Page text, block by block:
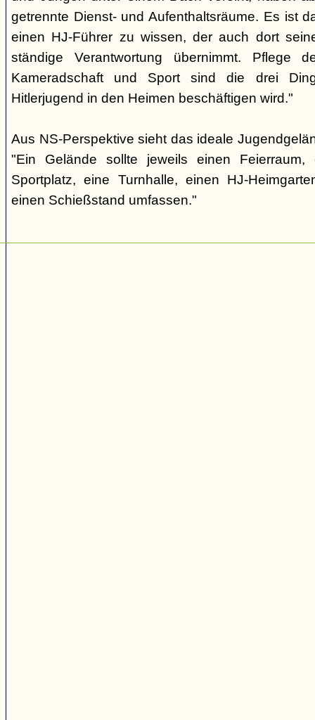
getrennte Dienst- und Aufenthaltsräume. Es ist
einen HJ-Führer zu wissen, der auch dort
ständige Verantwortung übernimmt. Pflege
Kameradschaft und Sport sind die drei
Hitlerjugend in den Heimen beschäftigen wird."
Aus NS-Perspektive sieht das ideale
"Ein Gelände sollte jeweils einen Feierraum,
Sportplatz, eine Turnhalle, einen HJ-
einen Schießstand umfassen."